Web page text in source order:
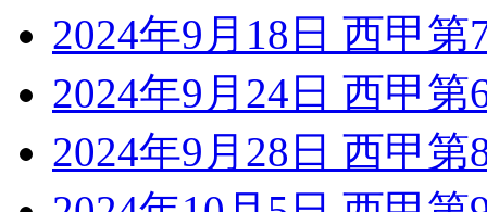
2024年9月18日 西甲
2024年9月24日 西甲
2024年9月28日 西甲